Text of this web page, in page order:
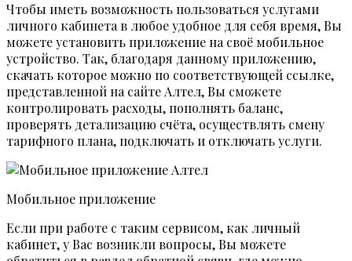
Чтобы иметь возможность пользоваться услугами
личного кабинета в любое удобное для себя время, Вы
можете установить приложение на своё мобильное
устройство. Так, благодаря данному приложению,
скачать которое можно по соответствующей ссылке,
представленной на сайте Алтел, Вы сможете
контролировать расходы, пополнять баланс,
проверять детализацию счёта, осуществлять смену
тарифного плана, подключать и отключать услуги.
Мобильное приложение
Если при работе с таким сервисом, как личный
кабинет, у Вас возникли вопросы, Вы можете